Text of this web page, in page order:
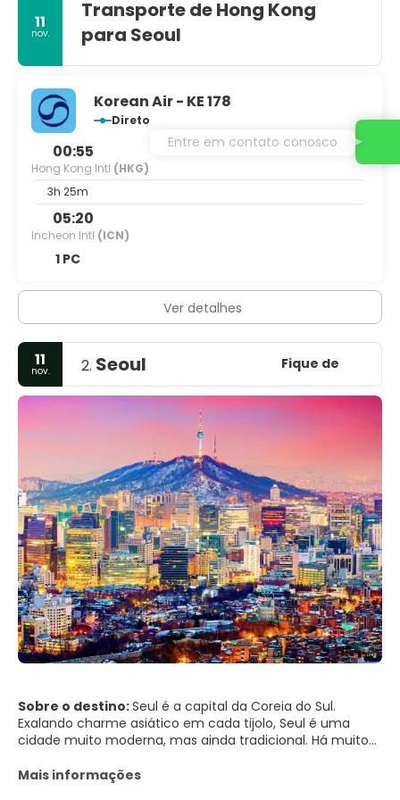
11
nov.
Transporte de Hong Kong
para Seoul
Korean Air - KE 178
Direto
00:55
Hong Kong Intl (HKG)
3h 25m
05:20
Incheon Intl (ICN)
1 PC
Ver detalhes
11
nov. 2. Seoul Fique de
Sobre o destino:Seul é a capital da Coreia do Sul.
Exalando charme asiático em cada tijolo, Seul é uma
cidade muito moderna, mas ainda tradicional. Há muito
muitos pontos turísticos dignos, deliciosa gastronomia,
Mais informações
Entre em contato conosco